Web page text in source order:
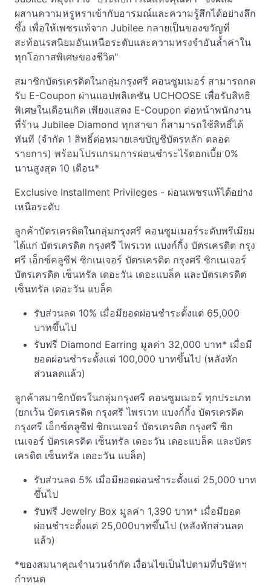
ผสานความหรูหราเข้ากับอารมณ์และความรู้สึกได้อย่างลึก
ซึ้ง เพื่อให้เพชรแท้จาก Jubilee กลายเป็นของขวัญที่
สะท้อนรสนิยมอันเหนือระดับและความทรงจำอันล้ำค่าใน
ทุกโอกาสพิเศษของชีวิต"
สมาชิกบัตรเครดิตในกลุ่มกรุงศรี คอนซูมเมอร์ สามารถกด
รับ E-Coupon ผ่านแอปพลิเคชัน UCHOOSE เพื่อรับสิทธิ
พิเศษในเดือนเกิด เพียงแสดง E-Coupon ต่อหน้าพนักงาน
ที่ร้าน Jubilee Diamond ทุกสาขา ก็สามารถใช้สิทธิ์ได้
ทันที (จำกัด 1 สิทธิ์ต่อหมายเลขบัญชีบัตรหลัก ตลอด
รายการ) พร้อมโปรแกรมการผ่อนชำระไร้ดอกเบี้ย 0%
นานสูงสุด 10 เดือน*
Exclusive Installment Privileges - ผ่อนเพชรแท้ได้อย่าง
เหนือระดับ
ลูกค้าบัตรเครดิตในกลุ่มกรุงศรี คอนซูมเมอร์ระดับพรีเมียม
ได้แก่ บัตรเครดิต กรุงศรี ไพรเวท แบงก์กิ้ง บัตรเครดิต กรุง
ศรี เอ็กซ์คลูซีฟ ซิกเนเจอร์ บัตรเครดิต กรุงศรี ซิกเนเจอร์
บัตรเครดิต เซ็นทรัล เดอะวัน เดอะแบล็ค และบัตรเครดิต
เซ็นทรัล เดอะวัน แบล็ค
รับส่วนลด 10% เมื่อมียอดผ่อนชำระตั้งแต่ 65,000
บาทขึ้นไป
รับฟรี Diamond Earring มูลค่า 32,000 บาท* เมื่อมี
ยอดผ่อนชำระตั้งแต่ 100,000 บาทขึ้นไป (หลังหัก
ส่วนลดแล้ว)
ลูกค้าสมาชิกบัตรในกลุ่มกรุงศรี คอนซูมเมอร์ ทุกประเภท
(ยกเว้น บัตรเครดิต กรุงศรี ไพรเวท แบงก์กิ้ง บัตรเครดิต
กรุงศรี เอ็กซ์คลูซีฟ ซิกเนเจอร์ บัตรเครดิต กรุงศรี ซิก
เนเจอร์ บัตรเครดิต เซ็นทรัล เดอะวัน เดอะแบล็ค และบัตร
เครดิต เซ็นทรัล เดอะวัน แบล็ค)
รับส่วนลด 5% เมื่อมียอดผ่อนชำระตั้งแต่ 25,000 บาท
ขึ้นไป
รับฟรี Jewelry Box มูลค่า 1,390 บาท* เมื่อมียอด
ผ่อนชำระตั้งแต่ 25,000บาทขึ้นไป (หลังหักส่วนลด
แล้ว)
*ของสมนาคุณจำนวนจำกัด เงื่อนไขเป็นไปตามที่บริษัทฯ
กำหนด